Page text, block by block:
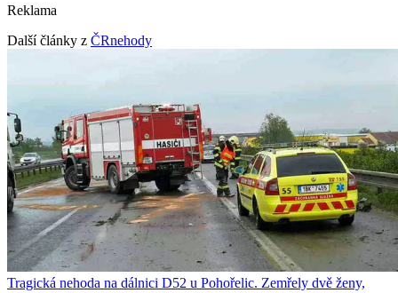
Reklama
Další články z ČRnehody
Tragická nehoda na dálnici D52 u Pohořelic. Zemřely dvě ženy,